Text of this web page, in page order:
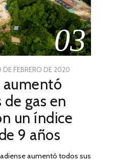
03
DE FEBRERO DE 2020
2025
aumentó
de gas en
un índice
9 años
aumentó todos sus